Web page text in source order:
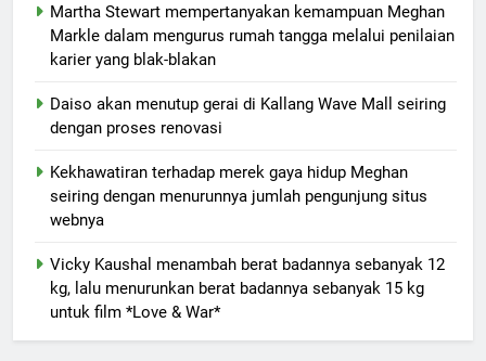
Martha Stewart mempertanyakan kemampuan Meghan
Markle dalam mengurus rumah tangga melalui penilaian
karier yang blak-blakan
Daiso akan menutup gerai di Kallang Wave Mall seiring
dengan proses renovasi
Kekhawatiran terhadap merek gaya hidup Meghan
seiring dengan menurunnya jumlah pengunjung situs
webnya
Vicky Kaushal menambah berat badannya sebanyak 12
kg, lalu menurunkan berat badannya sebanyak 15 kg
untuk film *Love & War*